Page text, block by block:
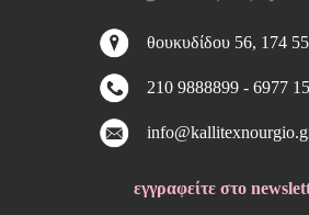
θουκυδίδου 56, 174
210 9888899 - 6977
εγγραφείτε στο